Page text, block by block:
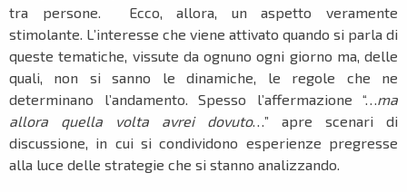
tra persone. Ecco, allora, un aspetto veramente
stimolante. L’interesse che viene attivato quando si parla di
queste tematiche, vissute da ognuno ogni giorno ma, delle
quali, non si sanno le dinamiche, le regole che ne
determinano l’andamento. Spesso l’affermazione “…ma
allora quella volta avrei dovuto…” apre scenari di
discussione, in cui si condividono esperienze pregresse
alla luce delle strategie che si stanno analizzando.